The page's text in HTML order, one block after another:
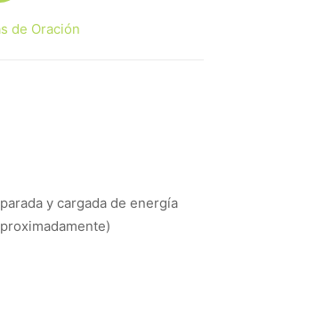
de Oración
y cargada de energía